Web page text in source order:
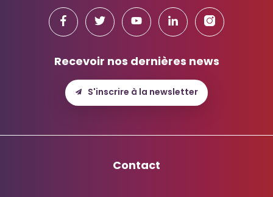
Recevoir nos dernières news
S'inscrire à la newsletter
Contact